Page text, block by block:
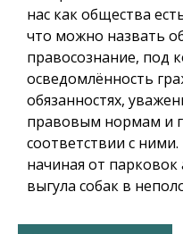
нас как общества
что можно назвать
правосознание, под
осведомлённость
обязанностях,
правовым нормам и
соответствии с
начиная от
выгула собак в